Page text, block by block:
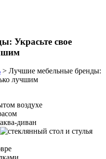
Украсьте свое
> Лучшие мебельные бренды:
лучшим